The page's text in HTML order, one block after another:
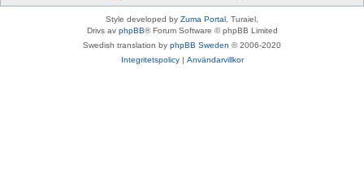
Style developed by Zuma Portal , Turaiel,
Drivs av phpBB® Forum Software © phpBB Limited
Swedish translation by phpBB Sweden © 2006-2020
Integritetspolicy| Användarvillkor